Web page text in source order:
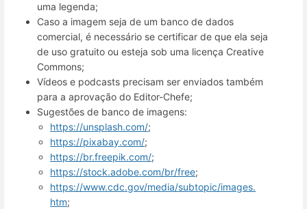
uma legenda;
Caso a imagem seja de um banco de dados
comercial, é necessário se certificar de que ela seja
de uso gratuito ou esteja sob uma licença Creative
Commons;
Vídeos e podcasts precisam ser enviados também
para a aprovação do Editor-Chefe;
Sugestões de banco de imagens:
https://unsplash.com/;
https://pixabay.com/;
https://br.freepik.com/;
https://stock.adobe.com/br/free;
https://www.cdc.gov/media/subtopic/images.
htm;